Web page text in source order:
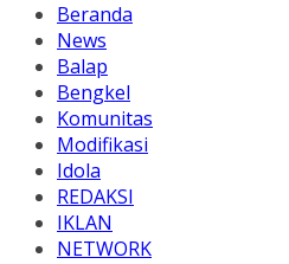
Beranda
News
Balap
Bengkel
Komunitas
Modifikasi
Idola
REDAKSI
IKLAN
NETWORK